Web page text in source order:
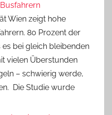
Wien zeigt hohe
80 Prozent der
bei gleich bleibenden
vielen Überstunden
– schwierig werde,
Die Studie wurde